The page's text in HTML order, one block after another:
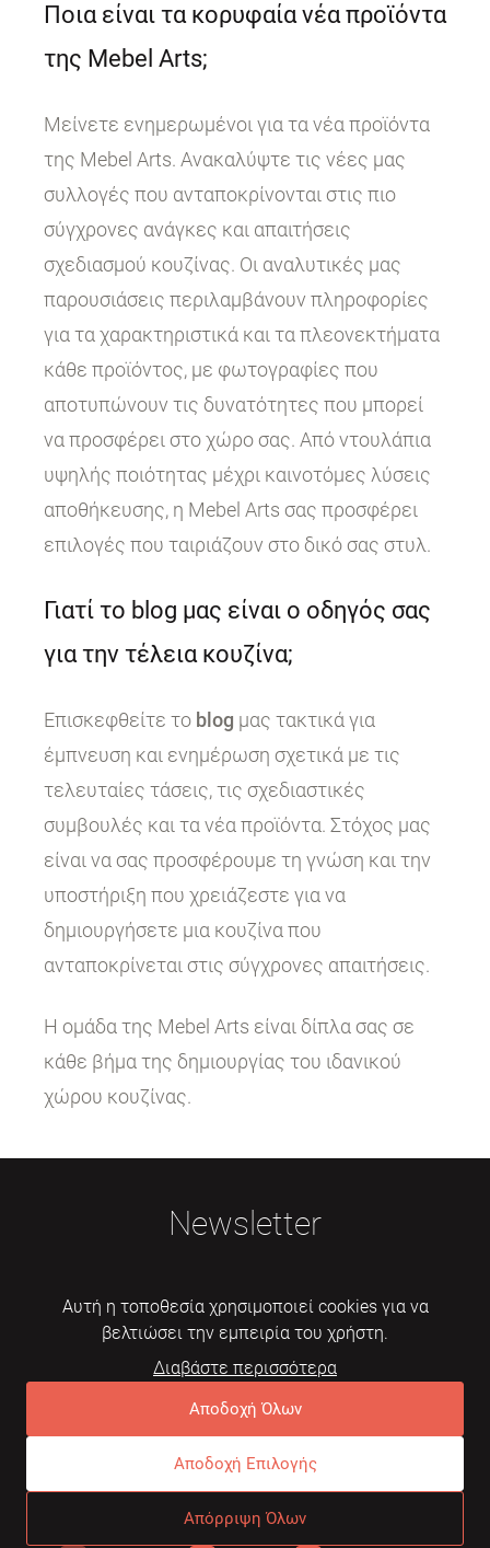
Ποια είναι τα κορυφαία νέα προϊόντα
της Mebel Arts;
Μείνετε ενημερωμένοι για τα νέα προϊόντα
της Mebel Arts. Ανακαλύψτε τις νέες μας
συλλογές που ανταποκρίνονται στις πιο
σύγχρονες ανάγκες και απαιτήσεις
σχεδιασμού κουζίνας. Οι αναλυτικές μας
παρουσιάσεις περιλαμβάνουν πληροφορίες
για τα χαρακτηριστικά και τα πλεονεκτήματα
κάθε προϊόντος, με φωτογραφίες που
αποτυπώνουν τις δυνατότητες που μπορεί
να προσφέρει στο χώρο σας. Από ντουλάπια
υψηλής ποιότητας μέχρι καινοτόμες λύσεις
αποθήκευσης, η Mebel Arts σας προσφέρει
επιλογές που ταιριάζουν στο δικό σας στυλ.
Γιατί το blog μας είναι ο οδηγός σας
για την τέλεια κουζίνα;
Επισκεφθείτε το blog μας τακτικά για
έμπνευση και ενημέρωση σχετικά με τις
τελευταίες τάσεις, τις σχεδιαστικές
συμβουλές και τα νέα προϊόντα. Στόχος μας
είναι να σας προσφέρουμε τη γνώση και την
υποστήριξη που χρειάζεστε για να
δημιουργήσετε μια κουζίνα που
ανταποκρίνεται στις σύγχρονες απαιτήσεις.
Η ομάδα της Mebel Arts είναι δίπλα σας σε
κάθε βήμα της δημιουργίας του ιδανικού
χώρου κουζίνας.
Newsletter
Εγγραφή
Συχνές ερωτήσειςΌροι χρήσης
Αυτή η τοποθεσία χρησιμοποιεί cookies για να
βελτιώσει την εμπειρία του χρήστη.
Διαβάστε περισσότερα
Αποδοχή Όλων
Αποδοχή Επιλογής
Απόρριψη Όλων